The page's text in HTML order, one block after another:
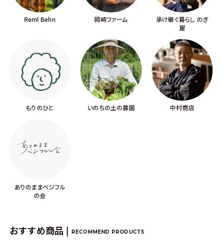
Reml Behn 岡崎ファーム
承け継ぐ暮らし のぎ
屋
もりのひと いのちの土の農園 中村商店
ありのままベジフル
の会
おすすめ商品 | RECOMMEND PRODUCTS